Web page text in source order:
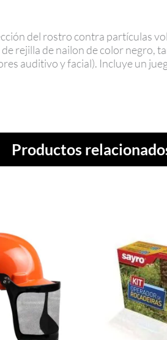
del rostro contra partículas
rejilla de nailon de color negro,
auditivo y facial). Incluye un
Productos